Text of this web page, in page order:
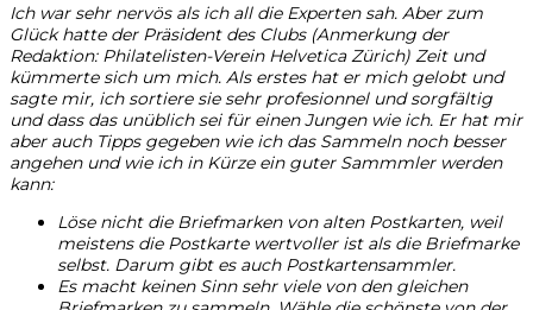
Ich war sehr nervös als ich all die Experten sah. Aber zum
Glück hatte der Präsident des Clubs (Anmerkung der
Redaktion: Philatelisten-Verein Helvetica Zürich) Zeit und
kümmerte sich um mich. Als erstes hat er mich gelobt und
sagte mir, ich sortiere sie sehr profesionnel und sorgfältig
und dass das unüblich sei für einen Jungen wie ich. Er hat mir
aber auch Tipps gegeben wie ich das Sammeln noch besser
angehen und wie ich in Kürze ein guter Sammmler werden
kann:
Löse nicht die Briefmarken von alten Postkarten, weil
meistens die Postkarte wertvoller ist als die Briefmarke
selbst. Darum gibt es auch Postkartensammler.
Es macht keinen Sinn sehr viele von den gleichen